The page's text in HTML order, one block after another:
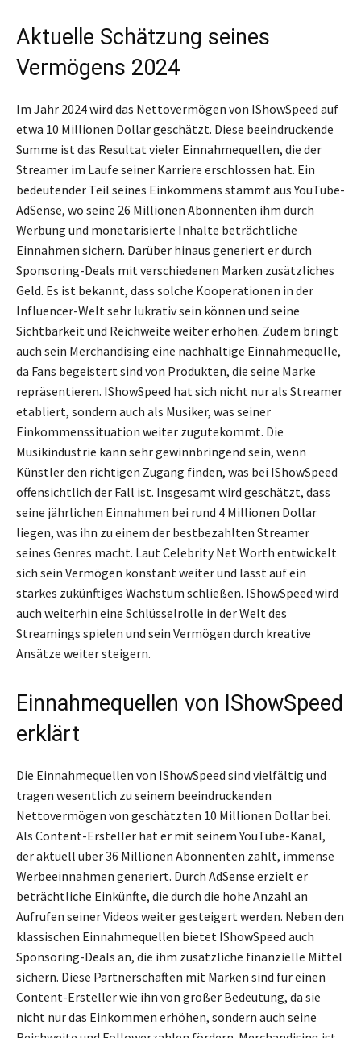
Aktuelle Schätzung seines
Vermögens 2024
Im Jahr 2024 wird das Nettovermögen von IShowSpeed auf
etwa 10 Millionen Dollar geschätzt. Diese beeindruckende
Summe ist das Resultat vieler Einnahmequellen, die der
Streamer im Laufe seiner Karriere erschlossen hat. Ein
bedeutender Teil seines Einkommens stammt aus YouTube-
AdSense, wo seine 26 Millionen Abonnenten ihm durch
Werbung und monetarisierte Inhalte beträchtliche
Einnahmen sichern. Darüber hinaus generiert er durch
Sponsoring-Deals mit verschiedenen Marken zusätzliches
Geld. Es ist bekannt, dass solche Kooperationen in der
Influencer-Welt sehr lukrativ sein können und seine
Sichtbarkeit und Reichweite weiter erhöhen. Zudem bringt
auch sein Merchandising eine nachhaltige Einnahmequelle,
da Fans begeistert sind von Produkten, die seine Marke
repräsentieren. IShowSpeed hat sich nicht nur als Streamer
etabliert, sondern auch als Musiker, was seiner
Einkommenssituation weiter zugutekommt. Die
Musikindustrie kann sehr gewinnbringend sein, wenn
Künstler den richtigen Zugang finden, was bei IShowSpeed
offensichtlich der Fall ist. Insgesamt wird geschätzt, dass
seine jährlichen Einnahmen bei rund 4 Millionen Dollar
liegen, was ihn zu einem der bestbezahlten Streamer
seines Genres macht. Laut Celebrity Net Worth entwickelt
sich sein Vermögen konstant weiter und lässt auf ein
starkes zukünftiges Wachstum schließen. IShowSpeed wird
auch weiterhin eine Schlüsselrolle in der Welt des
Streamings spielen und sein Vermögen durch kreative
Ansätze weiter steigern.
Einnahmequellen von IShowSpeed
erklärt
Die Einnahmequellen von IShowSpeed sind vielfältig und
tragen wesentlich zu seinem beeindruckenden
Nettovermögen von geschätzten 10 Millionen Dollar bei.
Als Content-Ersteller hat er mit seinem YouTube-Kanal,
der aktuell über 36 Millionen Abonnenten zählt, immense
Werbeeinnahmen generiert. Durch AdSense erzielt er
beträchtliche Einkünfte, die durch die hohe Anzahl an
Aufrufen seiner Videos weiter gesteigert werden. Neben den
klassischen Einnahmequellen bietet IShowSpeed auch
Sponsoring-Deals an, die ihm zusätzliche finanzielle Mittel
sichern. Diese Partnerschaften mit Marken sind für einen
Content-Ersteller wie ihn von großer Bedeutung, da sie
nicht nur das Einkommen erhöhen, sondern auch seine